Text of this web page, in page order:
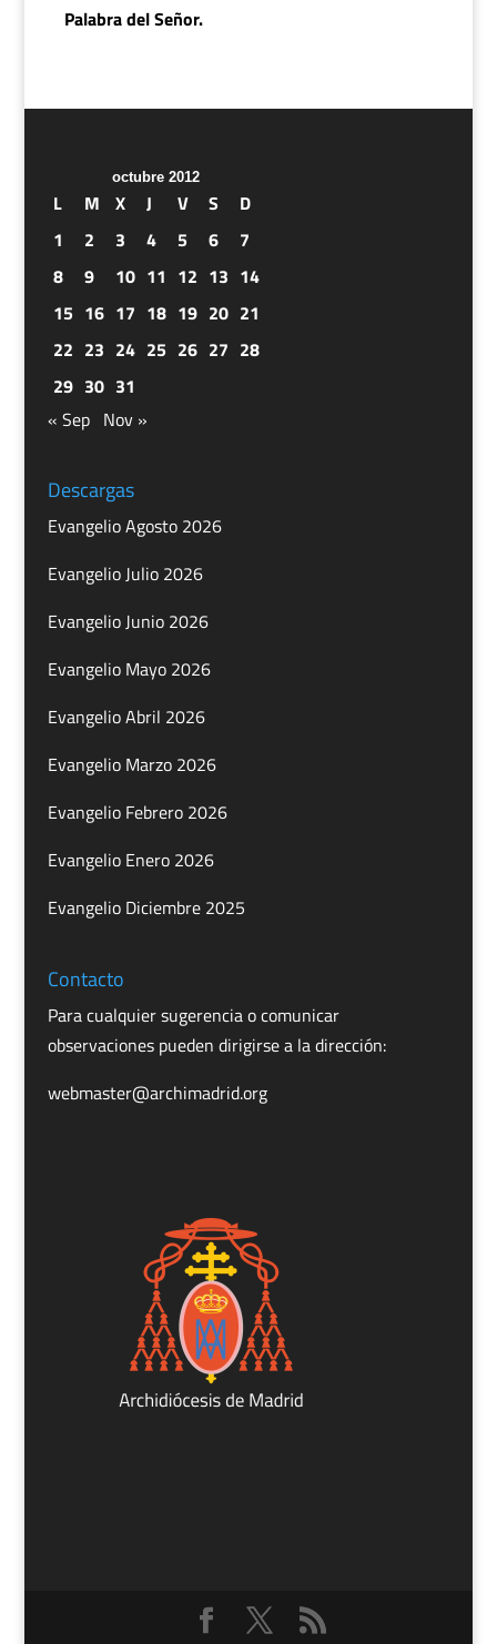
Palabra del Señor.
octubre 2012
L M X J V S
D
1
2 3 4 5 6
7
8
9 10 11 12 13 14
15 16 17 18 19 20 21
22 23 24 25 26 27 28
29 30 31
« Sep Nov »
Descargas
Evangelio Agosto 2026
Evangelio Julio 2026
Evangelio Junio 2026
Evangelio Mayo 2026
Evangelio Abril 2026
Evangelio Marzo 2026
Evangelio Febrero 2026
Evangelio Enero 2026
Evangelio Diciembre 2025
Contacto
Para cualquier sugerencia o comunicar
observaciones pueden dirigirse a la dirección:
webmaster@archimadrid.org